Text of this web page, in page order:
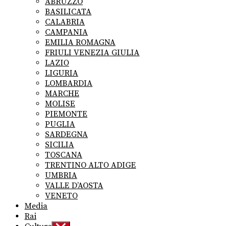
menu
BASILICATA
CALABRIA
CAMPANIA
EMILIA ROMAGNA
FRIULI VENEZIA GIULIA
LAZIO
LIGURIA
LOMBARDIA
MARCHE
MOLISE
PIEMONTE
PUGLIA
SARDEGNA
SICILIA
TOSCANA
TRENTINO ALTO ADIGE
UMBRIA
VALLE D’AOSTA
VENETO
Media
Rai